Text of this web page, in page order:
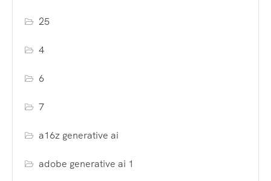
25
4
6
7
a16z generative ai
adobe generative ai 1